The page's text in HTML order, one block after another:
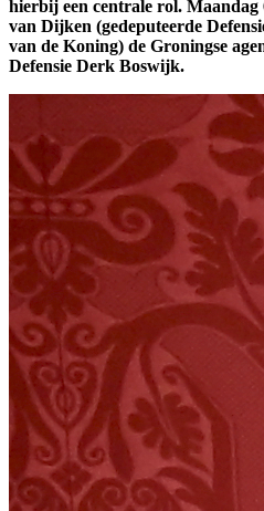
hierbij een centrale rol.
van Dijken (gedeputeerde
van de Koning) de Groningse
Defensie Derk Boswijk.